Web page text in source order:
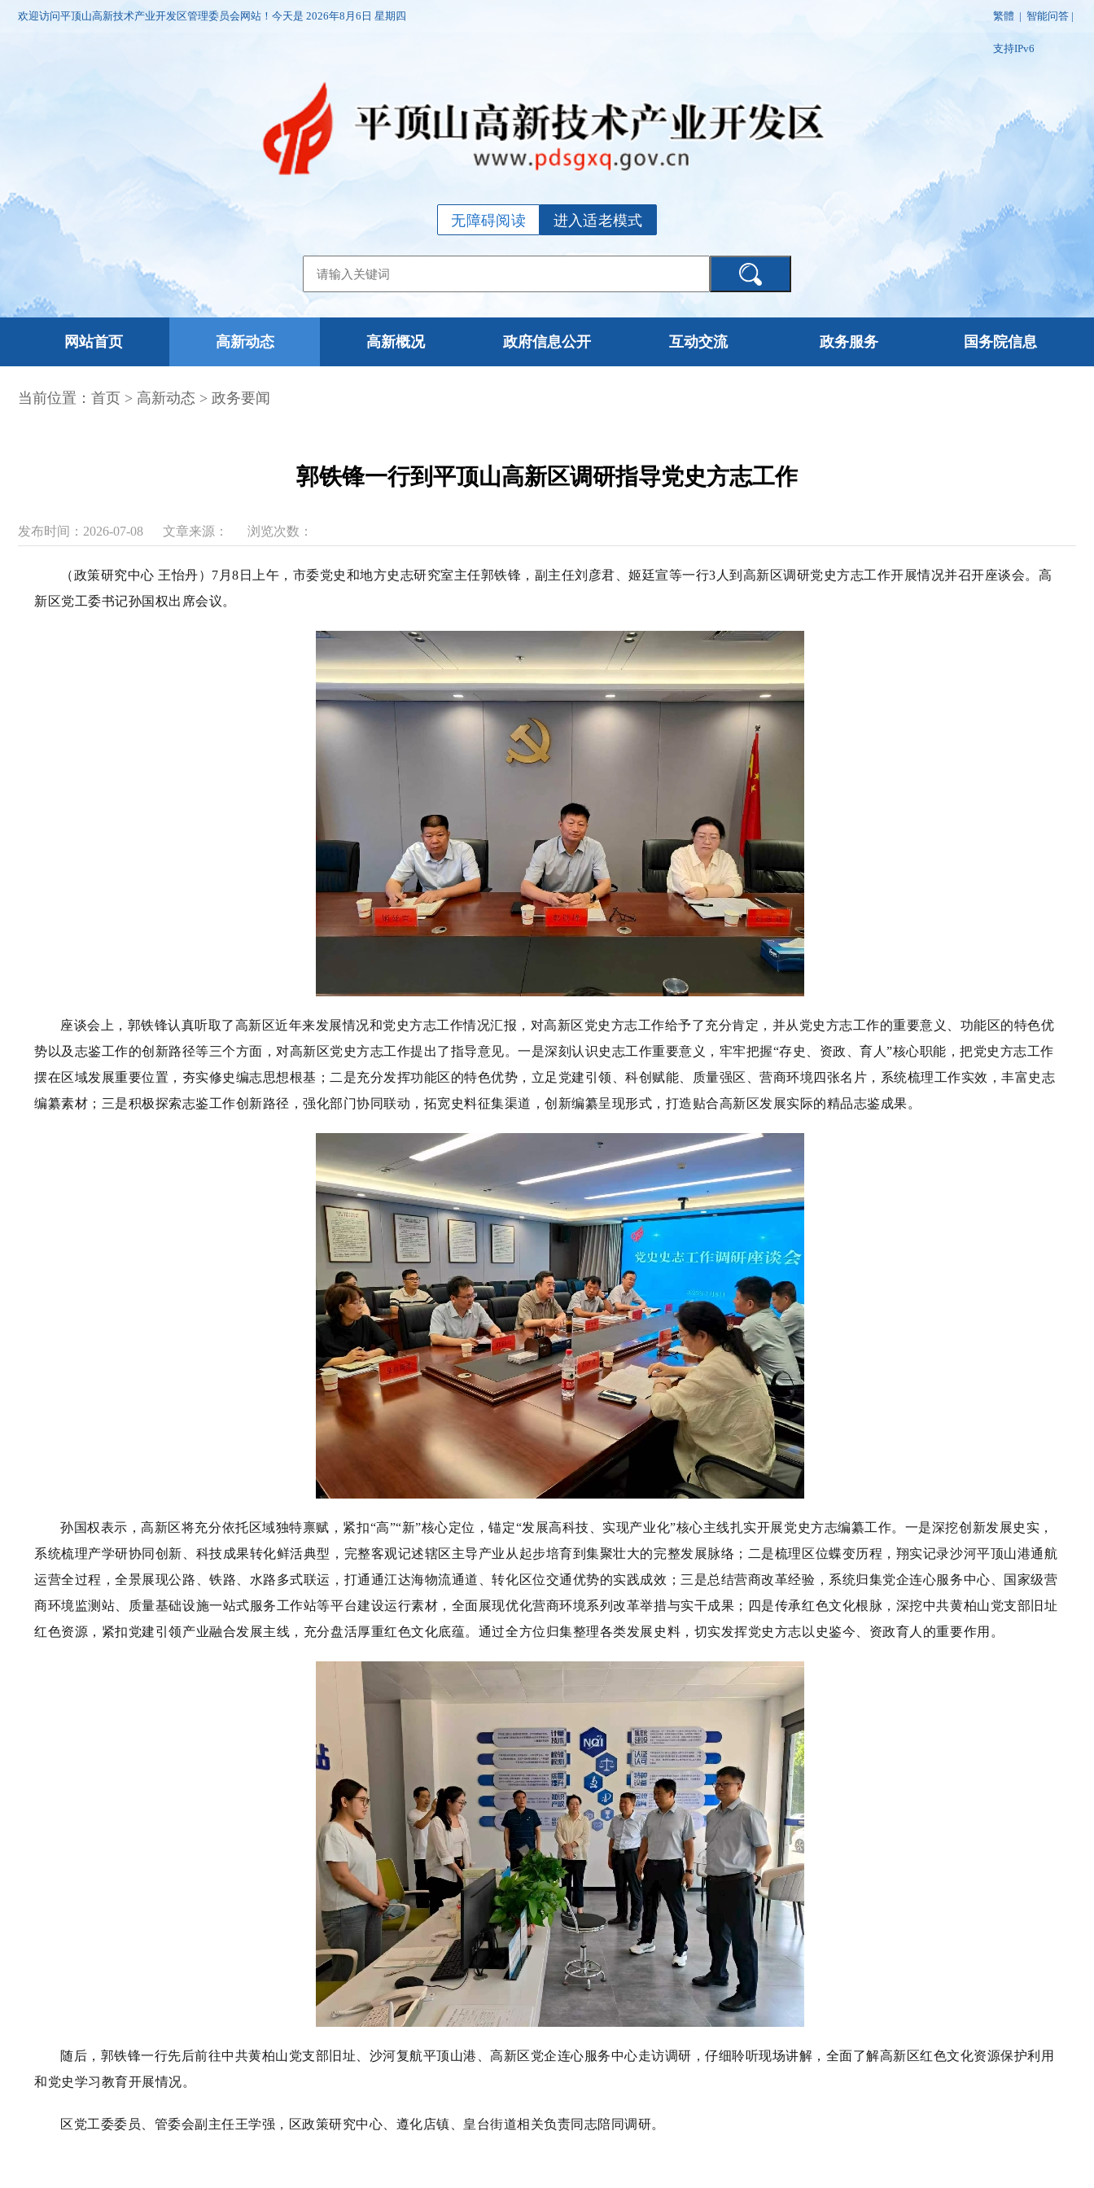
欢迎访问平顶山高新技术产业开发区管理委员会网站！今天是 2026年8月6日 星期四 繁體 | 智能问答 |
支持IPv6
进入适老模式
无障碍阅读
网站首页 高新动态 高新概况 政府信息公开 互动交流 政务服务 国务院信息
当前位置： 首页 > 高新动态 > 政务要闻
郭铁锋一行到平顶山高新区调研指导党史方志工作
发布时间：2026-07-08 文章来源： 浏览次数：
（政策研究中心 王怡丹）7月8日上午，市委党史和地方史志研究室主任郭铁锋，副主任刘彦君、姬廷宣等一行3人到高新区调研党史方志工作开展情况并召开座谈会。高
新区党工委书记孙国权出席会议。
座谈会上，郭铁锋认真听取了高新区近年来发展情况和党史方志工作情况汇报，对高新区党史方志工作给予了充分肯定，并从党史方志工作的重要意义、功能区的特色优
势以及志鉴工作的创新路径等三个方面，对高新区党史方志工作提出了指导意见。一是深刻认识史志工作重要意义，牢牢把握“存史、资政、育人”核心职能，把党史方志工作
摆在区域发展重要位置，夯实修史编志思想根基；二是充分发挥功能区的特色优势，立足党建引领、科创赋能、质量强区、营商环境四张名片，系统梳理工作实效，丰富史志
编纂素材；三是积极探索志鉴工作创新路径，强化部门协同联动，拓宽史料征集渠道，创新编纂呈现形式，打造贴合高新区发展实际的精品志鉴成果。
孙国权表示，高新区将充分依托区域独特禀赋，紧扣“高”“新”核心定位，锚定“发展高科技、实现产业化”核心主线扎实开展党史方志编纂工作。一是深挖创新发展史实，
系统梳理产学研协同创新、科技成果转化鲜活典型，完整客观记述辖区主导产业从起步培育到集聚壮大的完整发展脉络；二是梳理区位蝶变历程，翔实记录沙河平顶山港通航
运营全过程，全景展现公路、铁路、水路多式联运，打通通江达海物流通道、转化区位交通优势的实践成效；三是总结营商改革经验，系统归集党企连心服务中心、国家级营
商环境监测站、质量基础设施一站式服务工作站等平台建设运行素材，全面展现优化营商环境系列改革举措与实干成果；四是传承红色文化根脉，深挖中共黄柏山党支部旧址
红色资源，紧扣党建引领产业融合发展主线，充分盘活厚重红色文化底蕴。通过全方位归集整理各类发展史料，切实发挥党史方志以史鉴今、资政育人的重要作用。
随后，郭铁锋一行先后前往中共黄柏山党支部旧址、沙河复航平顶山港、高新区党企连心服务中心走访调研，仔细聆听现场讲解，全面了解高新区红色文化资源保护利用
和党史学习教育开展情况。
区党工委委员、管委会副主任王学强，区政策研究中心、遵化店镇、皇台街道相关负责同志陪同调研。